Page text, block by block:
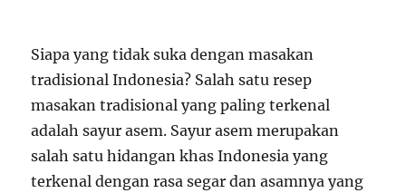
Siapa yang tidak suka dengan masakan
tradisional Indonesia? Salah satu resep
masakan tradisional yang paling terkenal
adalah sayur asem. Sayur asem merupakan
salah satu hidangan khas Indonesia yang
terkenal dengan rasa segar dan asamnya yang